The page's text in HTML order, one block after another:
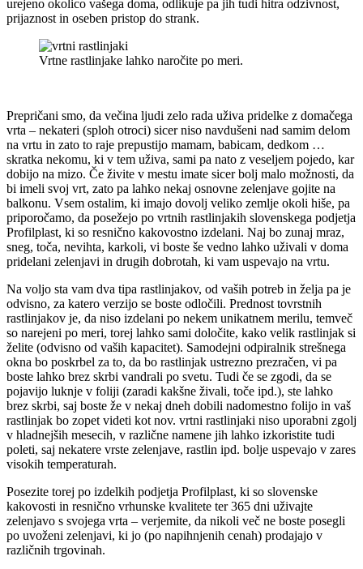
urejeno okolico vašega doma, odlikuje pa jih tudi hitra odzivnost,
prijaznost in oseben pristop do strank.
Vrtne rastlinjake lahko naročite po meri.
Prepričani smo, da večina ljudi zelo rada uživa pridelke z domačega
vrta – nekateri (sploh otroci) sicer niso navdušeni nad samim delom
na vrtu in zato to raje prepustijo mamam, babicam, dedkom …
skratka nekomu, ki v tem uživa, sami pa nato z veseljem pojedo, kar
dobijo na mizo. Če živite v mestu imate sicer bolj malo možnosti, da
bi imeli svoj vrt, zato pa lahko nekaj osnovne zelenjave gojite na
balkonu. Vsem ostalim, ki imajo dovolj veliko zemlje okoli hiše, pa
priporočamo, da posežejo po vrtnih rastlinjakih slovenskega podjetja
Profilplast, ki so resnično kakovostno izdelani. Naj bo zunaj mraz,
sneg, toča, nevihta, karkoli, vi boste še vedno lahko uživali v doma
pridelani zelenjavi in drugih dobrotah, ki vam uspevajo na vrtu.
Na voljo sta vam dva tipa rastlinjakov, od vaših potreb in želja pa je
odvisno, za katero verzijo se boste odločili. Prednost tovrstnih
rastlinjakov je, da niso izdelani po nekem unikatnem merilu, temveč
so narejeni po meri, torej lahko sami določite, kako velik rastlinjak si
želite (odvisno od vaših kapacitet). Samodejni odpiralnik strešnega
okna bo poskrbel za to, da bo rastlinjak ustrezno prezračen, vi pa
boste lahko brez skrbi vandrali po svetu. Tudi če se zgodi, da se
pojavijo luknje v foliji (zaradi kakšne živali, toče ipd.), ste lahko
brez skrbi, saj boste že v nekaj dneh dobili nadomestno folijo in vaš
rastlinjak bo zopet videti kot nov. vrtni rastlinjaki niso uporabni zgolj
v hladnejših mesecih, v različne namene jih lahko izkoristite tudi
poleti, saj nekatere vrste zelenjave, rastlin ipd. bolje uspevajo v zares
visokih temperaturah.
Posezite torej po izdelkih podjetja Profilplast, ki so slovenske
kakovosti in resnično vrhunske kvalitete ter 365 dni uživajte
zelenjavo s svojega vrta – verjemite, da nikoli več ne boste posegli
po uvoženi zelenjavi, ki jo (po napihnjenih cenah) prodajajo v
različnih trgovinah.